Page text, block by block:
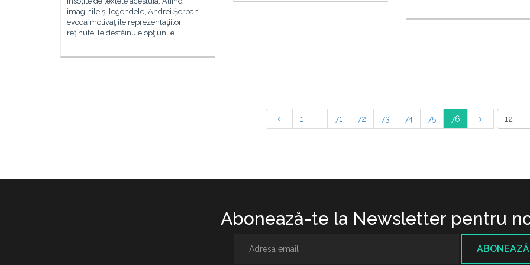
imaginile şi legendele, Andrei Şerban
evocă motivaţiile reprezentaţiilor
reţinute, le destăinuie opţiunile
1 71 72 73 74 75 76
Abonează-te la Newsletter pentru